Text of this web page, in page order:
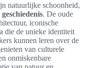
natuurlijke schoonheid,
. De oude
iconische
die de unieke identiteit
kunnen leren over de
van culturele
onmiskenbare